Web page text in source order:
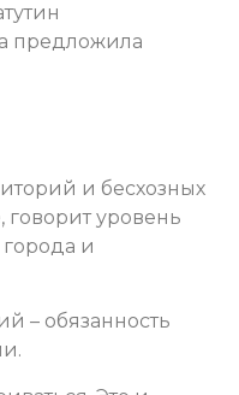
предложила
и бесхозных
говорит уровень
и
– обязанность